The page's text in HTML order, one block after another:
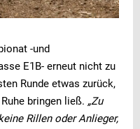
-und
E1B- erneut nicht zu
Runde etwas zurück,
bringen ließ. „Zu
Rillen oder Anlieger,